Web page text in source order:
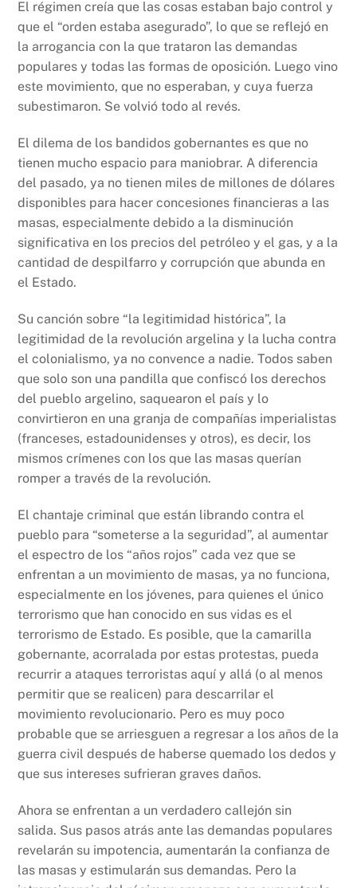
El régimen creía que las cosas estaban bajo control y
que el “orden estaba asegurado”, lo que se reflejó en
la arrogancia con la que trataron las demandas
populares y todas las formas de oposición. Luego vino
este movimiento, que no esperaban, y cuya fuerza
subestimaron. Se volvió todo al revés.
El dilema de los bandidos gobernantes es que no
tienen mucho espacio para maniobrar. A diferencia
del pasado, ya no tienen miles de millones de dólares
disponibles para hacer concesiones financieras a las
masas, especialmente debido a la disminución
significativa en los precios del petróleo y el gas, y a la
cantidad de despilfarro y corrupción que abunda en
el Estado.
Su canción sobre “la legitimidad histórica”, la
legitimidad de la revolución argelina y la lucha contra
el colonialismo, ya no convence a nadie. Todos saben
que solo son una pandilla que confiscó los derechos
del pueblo argelino, saquearon el país y lo
convirtieron en una granja de compañías imperialistas
(franceses, estadounidenses y otros), es decir, los
mismos crímenes con los que las masas querían
romper a través de la revolución.
El chantaje criminal que están librando contra el
pueblo para “someterse a la seguridad”, al aumentar
el espectro de los “años rojos” cada vez que se
enfrentan a un movimiento de masas, ya no funciona,
especialmente en los jóvenes, para quienes el único
terrorismo que han conocido en sus vidas es el
terrorismo de Estado. Es posible, que la camarilla
gobernante, acorralada por estas protestas, pueda
recurrir a ataques terroristas aquí y allá (o al menos
permitir que se realicen) para descarrilar el
movimiento revolucionario. Pero es muy poco
probable que se arriesguen a regresar a los años de la
guerra civil después de haberse quemado los dedos y
que sus intereses sufrieran graves daños.
Ahora se enfrentan a un verdadero callejón sin
salida. Sus pasos atrás ante las demandas populares
revelarán su impotencia, aumentarán la confianza de
las masas y estimularán sus demandas. Pero la